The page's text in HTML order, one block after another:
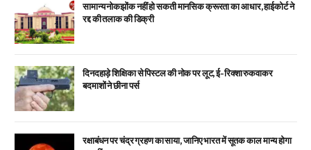
सामान्य नोकझोंक नहीं हो सकती मानसिक क्रूरता का आधार, हाईकोर्ट ने
रद्द की तलाक की डिक्री
दिनदहाड़े शिक्षिका से पिस्टल की नोक पर लूट, ई-रिक्शा रुकवाकर
बदमाशों ने छीना पर्स
रक्षाबंधन पर चंद्र ग्रहण का साया, जानिए भारत में सूतक काल मान्य होगा